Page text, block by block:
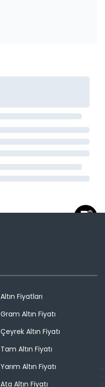
Altın Fiyatları
Gram Altın Fiyatı
Çeyrek Altın Fiyatı
Tam Altın Fiyatı
Yarım Altın Fiyatı
Ata Altın Fiyatı